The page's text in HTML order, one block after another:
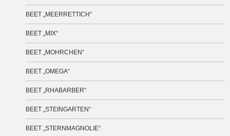
BEET „MEERRETTICH“
BEET „MIX“
BEET „MOHRCHEN“
BEET „OMEGA“
BEET „RHABARBER“
BEET „STEINGARTEN“
BEET „STERNMAGNOLIE“